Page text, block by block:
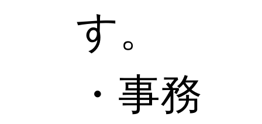
す。
・事務